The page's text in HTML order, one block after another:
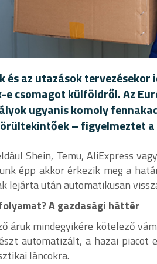
és az utazások
csomagot külföldről. Az
ugyanis komoly
– figyelmeztet
Shein, Temu, AliExpress
épp akkor érkezik meg a
lejárta után automatikusan
A gazdasági háttér
áruk mindegyikére kötelező
automatizált, a hazai piacot
láncokra.